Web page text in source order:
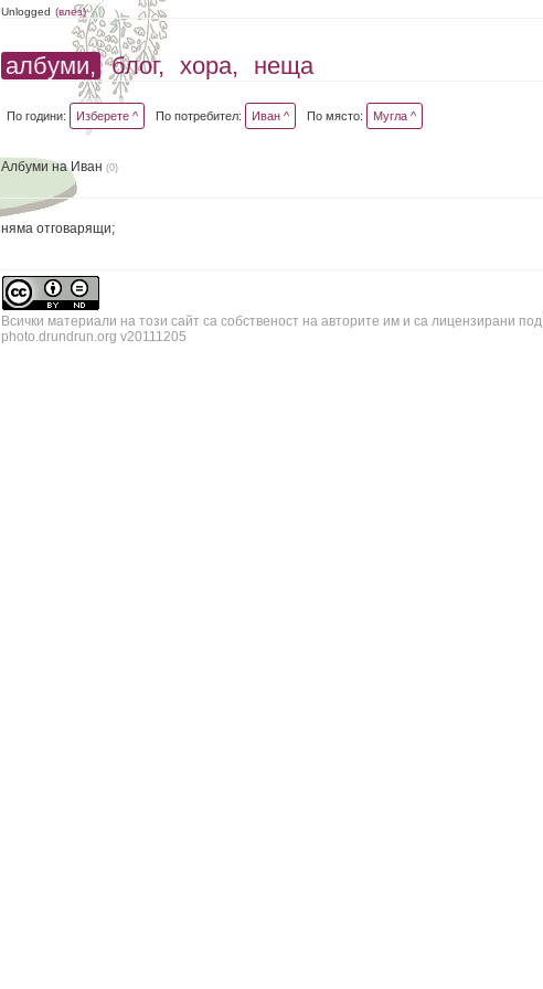
Unlogged (влез)
албуми, блог, хора, неща
По години: Изберете ^ По потребител: Иван ^ По място: Мугла ^
Албуми на Иван (0)
няма отговарящи;
Всички материали на този сайт са собственост на авторите им и са лицензирани под
photo.drundrun.org v20111205